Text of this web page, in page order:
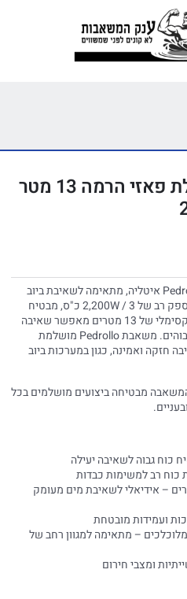
משאבה טבולה "3 תלת פאזי הרמה 13 מטר
משאבת ביוב טבולה "3 מתוצרת Pedrollo איטליה, מתאימה לשאיבת ביוב
ומים מלוכלכים. מנוע תלת פאזי בהספק רב של 2,200W / 3 כ"ס, מבטיח
פעולה חזקה ויעילה. גובה הרמה המקסימלי של 13 מטרים מאפשר שאיבה
מעומק והעברת הנוזלים למרחקים גבוהים. משאבת Pedrollo מושלמת
ואמינה, כגון במערכות ביוב
מבטיחה ביצועים מושלמים בכל
מקסימלי: 13 מטרים – אידיאלי לשאיבת מים מעומק
– מתאימה למגוון רחב של
ומצבי חירום